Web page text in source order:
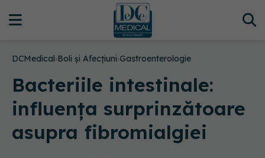
DCMedical›Boli și Afecțiuni›Gastroenterologie
Bacteriile intestinale:
influența surprinzătoare
asupra fibromialgiei